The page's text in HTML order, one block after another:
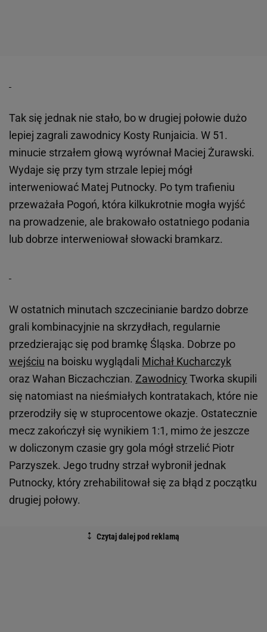
Tak się jednak nie stało, bo w drugiej połowie dużo
lepiej zagrali zawodnicy Kosty Runjaicia. W 51.
minucie strzałem głową wyrównał Maciej Żurawski.
Wydaje się przy tym strzale lepiej mógł
interweniować Matej Putnocky. Po tym trafieniu
przeważała Pogoń, która kilkukrotnie mogła wyjść
na prowadzenie, ale brakowało ostatniego podania
lub dobrze interweniował słowacki bramkarz.
W ostatnich minutach szczecinianie bardzo dobrze
grali kombinacyjnie na skrzydłach, regularnie
przedzierając się pod bramkę Śląska. Dobrze po
wejściu na boisku wyglądali Michał Kucharczyk
oraz Wahan Biczachczian. Zawodnicy Tworka skupili
się natomiast na nieśmiałych kontratakach, które nie
przerodziły się w stuprocentowe okazje. Ostatecznie
mecz zakończył się wynikiem 1:1, mimo że jeszcze
w doliczonym czasie gry gola mógł strzelić Piotr
Parzyszek. Jego trudny strzał wybronił jednak
Putnocky, który zrehabilitował się za błąd z początku
drugiej połowy.